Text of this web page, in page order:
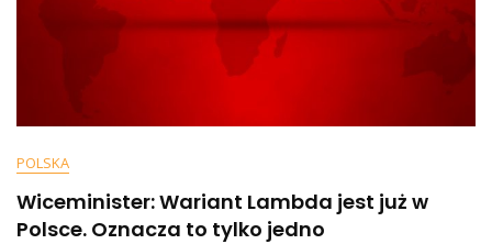
POLSKA
Wiceminister: Wariant Lambda jest już w
Polsce. Oznacza to tylko jedno